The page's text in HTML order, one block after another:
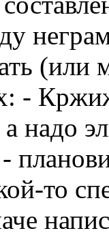
(или
-
надо
то